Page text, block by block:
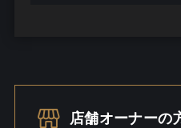
店舗オーナーの